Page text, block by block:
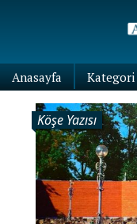
Anasayfa Kategori
Köşe Yazısı